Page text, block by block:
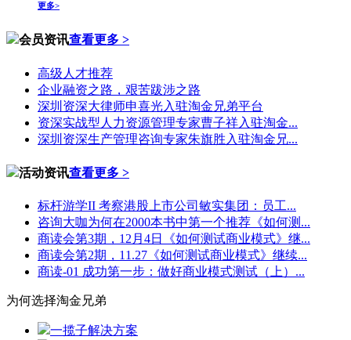
更多>
会员资讯查看更多 >
高级人才推荐
企业融资之路，艰苦跋涉之路
深圳资深大律师申喜光入驻淘金兄弟平台
资深实战型人力资源管理专家曹子祥入驻淘金...
深圳资深生产管理咨询专家朱旗胜入驻淘金兄...
活动资讯查看更多 >
标杆游学II 考察港股上市公司敏实集团：员工...
咨询大咖为何在2000本书中第一个推荐《如何测...
商读会第3期，12月4日《如何测试商业模式》继...
商读会第2期，11.27《如何测试商业模式》继续...
商读-01 成功第一步：做好商业模式测试（上）...
为何选择淘金兄弟
一揽子解决方案